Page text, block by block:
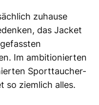
zuhause
das Jacket
Im ambitionierten
Sporttaucher-
so ziemlich alles.